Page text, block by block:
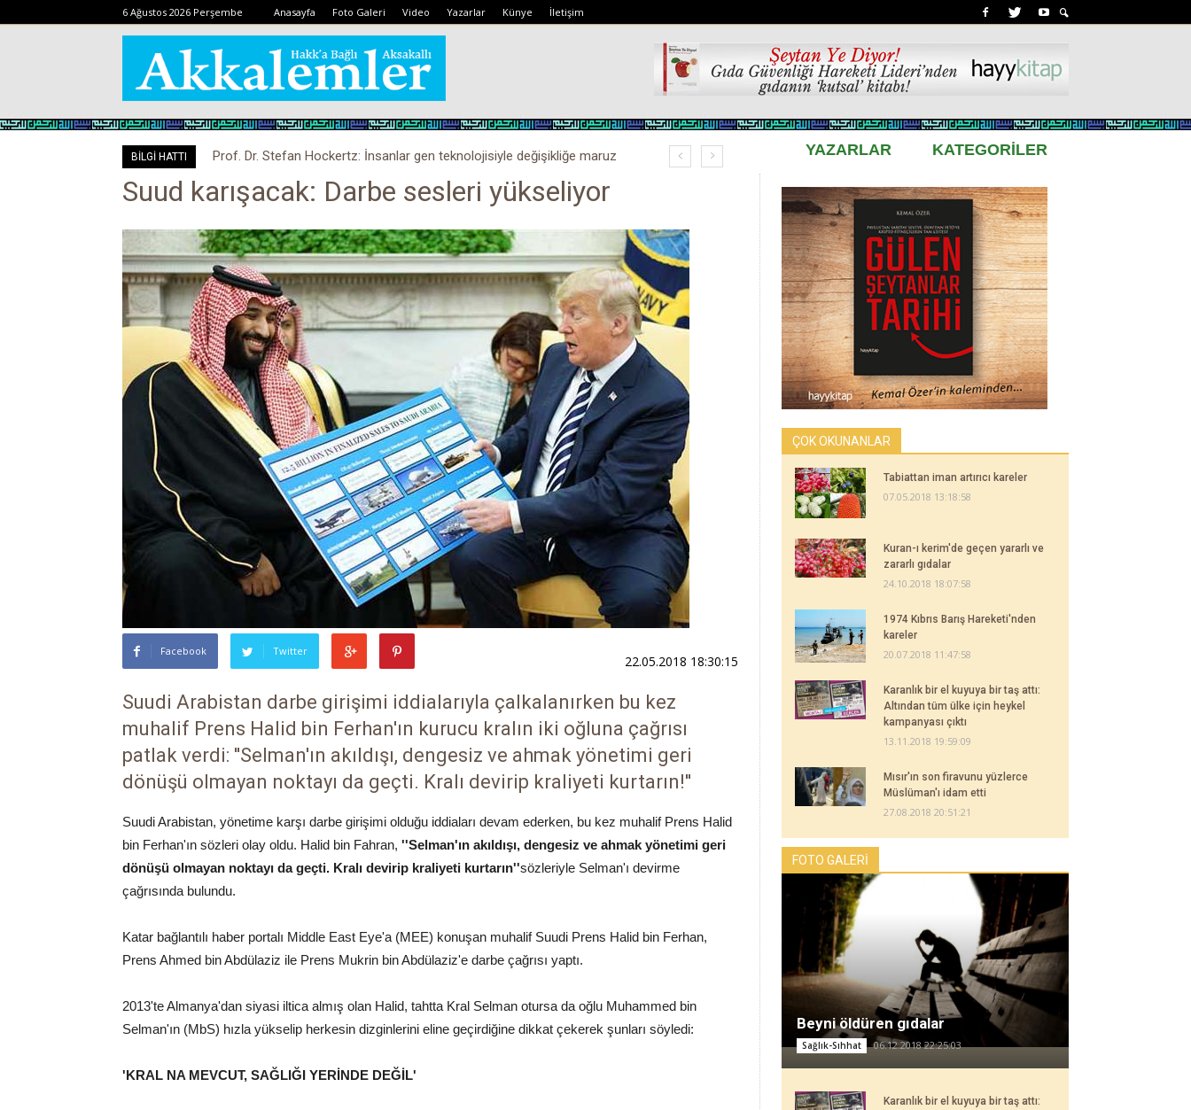
6 Ağustos 2026 Perşembe Anasayfa Foto Galeri Video Yazarlar Künye İletişim
BİLGİ HATTI
Prof. Dr. Stefan Hockertz: İnsanlar gen teknolojisiyle değişikliğe maruz
YAZARLAR KATEGORİLER
Suud karışacak: Darbe sesleri yükseliyor
Facebook Twitter
22.05.2018 18:30:15
Suudi Arabistan darbe girişimi iddialarıyla çalkalanırken bu kez
muhalif Prens Halid bin Ferhan'ın kurucu kralın iki oğluna çağrısı
patlak verdi: ''Selman'ın akıldışı, dengesiz ve ahmak yönetimi geri
dönüşü olmayan noktayı da geçti. Kralı devirip kraliyeti kurtarın!''
Suudi Arabistan, yönetime karşı darbe girişimi olduğu iddiaları devam ederken, bu kez muhalif Prens Halid
bin Ferhan'ın sözleri olay oldu. Halid bin Fahran, ''Selman'ın akıldışı, dengesiz ve ahmak yönetimi geri
dönüşü olmayan noktayı da geçti. Kralı devirip kraliyeti kurtarın''sözleriyle Selman'ı devirme
çağrısında bulundu.
Katar bağlantılı haber portalı Middle East Eye'a (MEE) konuşan muhalif Suudi Prens Halid bin Ferhan,
Prens Ahmed bin Abdülaziz ile Prens Mukrin bin Abdülaziz'e darbe çağrısı yaptı.
2013'te Almanya'dan siyasi iltica almış olan Halid, tahtta Kral Selman otursa da oğlu Muhammed bin
Selman'ın (MbS) hızla yükselip herkesin dizginlerini eline geçirdiğine dikkat çekerek şunları söyledi:
'KRAL NA MEVCUT, SAĞLIĞI YERİNDE DEĞİL'
ÇOK OKUNANLAR
Tabiattan iman artırıcı kareler
07.05.2018 13:18:58
Kuran-ı kerim'de geçen yararlı ve
zararlı gıdalar
24.10.2018 18:07:58
1974 Kıbrıs Barış Hareketi'nden
kareler
20.07.2018 11:47:58
Karanlık bir el kuyuya bir taş attı:
Altından tüm ülke için heykel
kampanyası çıktı
13.11.2018 19:59:09
Mısır'ın son firavunu yüzlerce
Müslüman'ı idam etti
27.08.2018 20:51:21
FOTO GALERİ
Beyni öldüren gıdalar
Sağlık-Sıhhat 06.12.2018 22:25:03
Karanlık bir el kuyuya bir taş attı: